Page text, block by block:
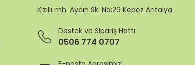
Kızıllı mh. Aydın Sk. No:29 Kepez Antalya
Destek ve Sipariş Hattı
0506 774 0707